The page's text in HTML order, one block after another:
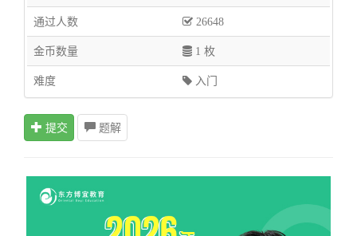
通过人数 26648
金币数量 1 枚
难度 入门
提交 题解